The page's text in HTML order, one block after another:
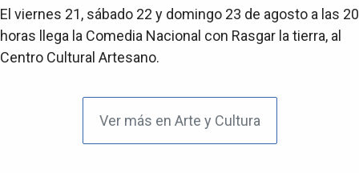
El viernes 21, sábado 22 y domingo 23 de agosto a las 20
horas llega la Comedia Nacional con Rasgar la tierra, al
Centro Cultural Artesano.
Ver más en Arte y Cultura